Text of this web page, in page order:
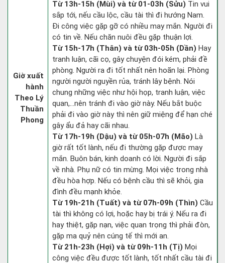
Giờ xuất
hành
Theo Lý
Thuần
Phong
Từ 13h-15h (Mùi) và từ 01-03h (Sửu) Tin vui
sắp tới, nếu cầu lộc, cầu tài thì đi hướng Nam.
Đi công việc gặp gỡ có nhiều may mắn. Người đi
có tin về. Nếu chăn nuôi đều gặp thuận lợi.
Từ 15h-17h (Thân) và từ 03h-05h (Dần) Hay
tranh luận, cãi cọ, gây chuyện đói kém, phải đề
phòng. Người ra đi tốt nhất nên hoãn lại. Phòng
người người nguyền rủa, tránh lây bệnh. Nói
chung những việc như hội họp, tranh luận, việc
quan,…nên tránh đi vào giờ này. Nếu bắt buộc
phải đi vào giờ này thì nên giữ miệng để hạn ché
gây ẩu đả hay cãi nhau.
Từ 17h-19h (Dậu) và từ 05h-07h (Mão) Là
giờ rất tốt lành, nếu đi thường gặp được may
mắn. Buôn bán, kinh doanh có lời. Người đi sắp
về nhà. Phụ nữ có tin mừng. Mọi việc trong nhà
đều hòa hợp. Nếu có bệnh cầu thì sẽ khỏi, gia
đình đều mạnh khỏe.
Từ 19h-21h (Tuất) và từ 07h-09h (Thìn) Cầu
tài thì không có lợi, hoặc hay bị trái ý. Nếu ra đi
hay thiệt, gặp nạn, việc quan trọng thì phải đòn,
gặp ma quỷ nên cúng tế thì mới an.
Từ 21h-23h (Hợi) và từ 09h-11h (Tị) Mọi
công việc đều được tốt lành, tốt nhất cầu tài đi